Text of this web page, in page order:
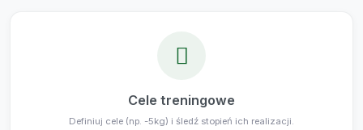
Cele treningowe
Definiuj cele (np. -5kg) i śledź stopień ich realizacji.